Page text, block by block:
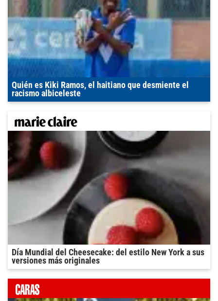
Quién es Kiki Ramos, el haitiano que desmiente el
racismo albiceleste
Día Mundial del Cheesecake: del estilo New York a sus
versiones más originales